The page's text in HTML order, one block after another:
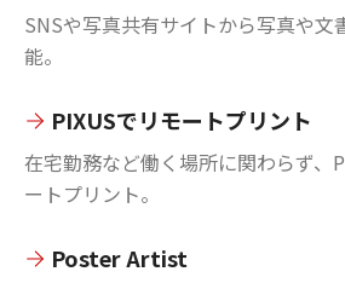
SNSや写真共有サイトから写真や文
能。
PIXUSでリモートプリント
在宅勤務など働く場所に関わらず、
ートプリント。
Poster Artist